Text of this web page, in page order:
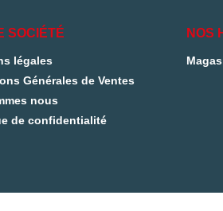
SOCIÉTÉ
légales
Générales de Ventes
nous
de confidentialité
NOS